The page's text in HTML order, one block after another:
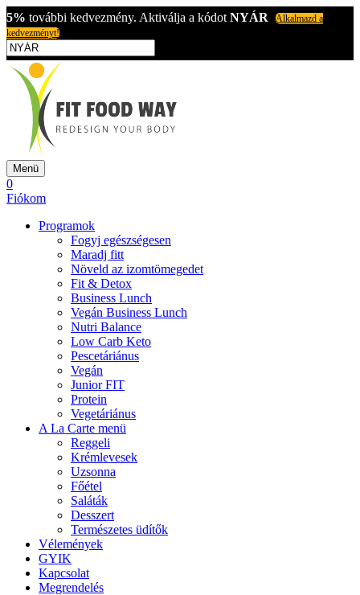
5% további kedvezmény. Aktiválja a kódot NYÁR
Alkalmazd a
kedvezményt!
Menü
0
Fiókom
Programok
Fogyj egészségesen
Maradj fitt
Növeld az izomtömegedet
Fit & Detox
Business Lunch
Vegán Business Lunch
Nutri Balance
Low Carb Keto
Pescetáriánus
Vegán
Junior FIT
Protein
Vegetáriánus
A La Carte menü
Reggeli
Krémlevesek
Uzsonna
Főétel
Saláták
Desszert
Természetes üdítők
Vélemények
GYIK
Kapcsolat
Megrendelés